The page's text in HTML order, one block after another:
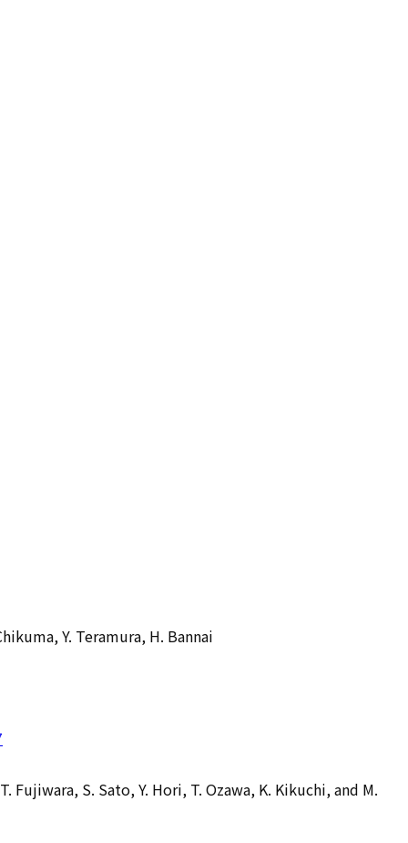
Y. Teramura, H. Bannai
Fujiwara, S. Sato, Y. Hori, T. Ozawa, K. Kikuchi, and M.